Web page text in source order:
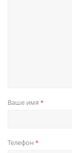
Ваше имя *
Телефон *